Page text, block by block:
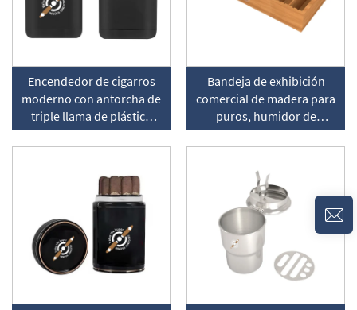
Encendedor de cigarros
moderno con antorcha de
triple llama de plástico
resistente al viento
Bandeja de exhibición
comercial de madera para
puros, humidor de
almacenamiento de puros